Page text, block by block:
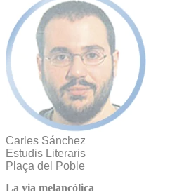
Carles Sánchez
Estudis Literaris
Plaça del Poble
La via melancòlica